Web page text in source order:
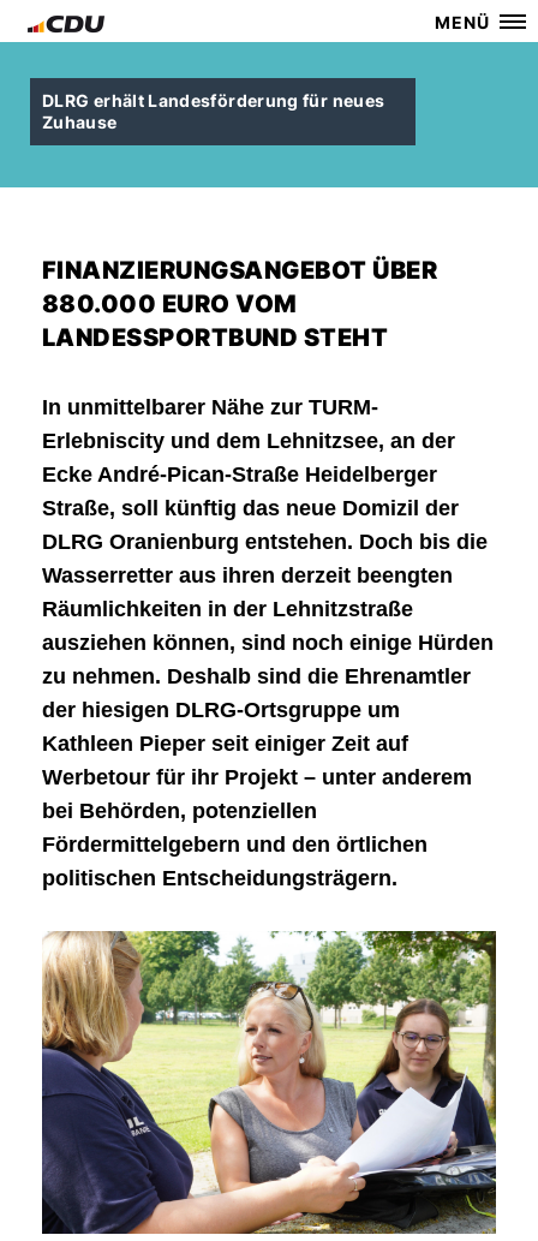
MENÜ
DLRG erhält Landesförderung für neues
Zuhause
FINANZIERUNGSANGEBOT ÜBER
880.000 EURO VOM
LANDESSPORTBUND STEHT
In unmittelbarer Nähe zur TURM-
Erlebniscity und dem Lehnitzsee, an der
Ecke André-Pican-Straße Heidelberger
Straße, soll künftig das neue Domizil der
DLRG Oranienburg entstehen. Doch bis die
Wasserretter aus ihren derzeit beengten
Räumlichkeiten in der Lehnitzstraße
ausziehen können, sind noch einige Hürden
zu nehmen. Deshalb sind die Ehrenamtler
der hiesigen DLRG-Ortsgruppe um
Kathleen Pieper seit einiger Zeit auf
Werbetour für ihr Projekt – unter anderem
bei Behörden, potenziellen
Fördermittelgebern und den örtlichen
politischen Entscheidungsträgern.